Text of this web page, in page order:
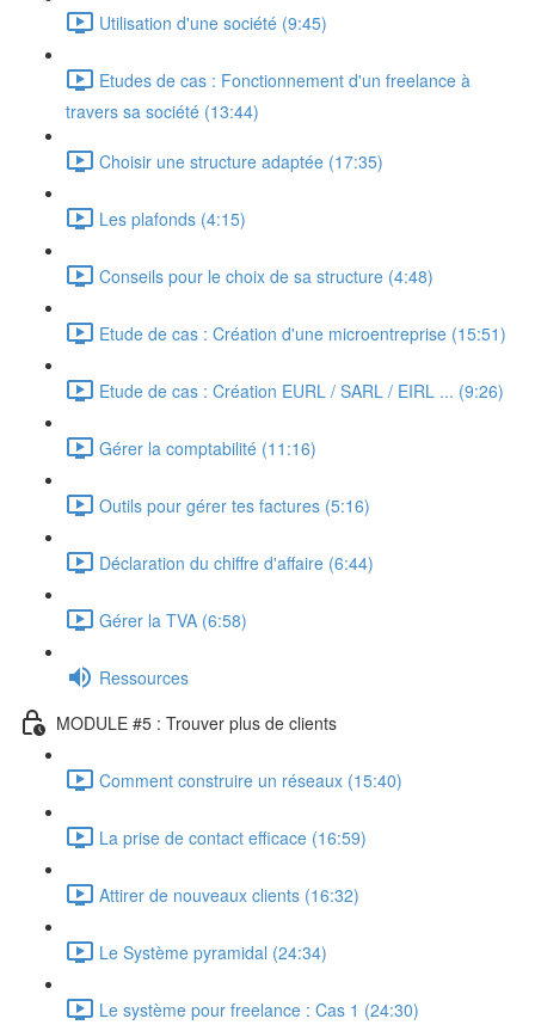
Utilisation d'une société (9:45)
Etudes de cas : Fonctionnement d'un freelance à
travers sa société (13:44)
Choisir une structure adaptée (17:35)
Les plafonds (4:15)
Conseils pour le choix de sa structure (4:48)
Etude de cas : Création d'une microentreprise (15:51)
Etude de cas : Création EURL / SARL / EIRL ... (9:26)
Gérer la comptabilité (11:16)
Outils pour gérer tes factures (5:16)
Déclaration du chiffre d'affaire (6:44)
Gérer la TVA (6:58)
Ressources
MODULE #5 : Trouver plus de clients
Comment construire un réseaux (15:40)
La prise de contact efficace (16:59)
Attirer de nouveaux clients (16:32)
Le Système pyramidal (24:34)
Le système pour freelance : Cas 1 (24:30)